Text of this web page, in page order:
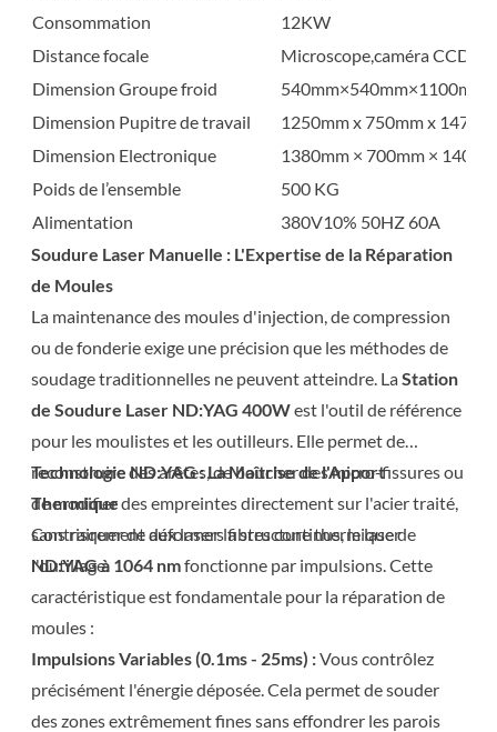
Consommation
12KW
Distance focale
Microscope,caméra CCD,
Dimension Groupe froid
540mm×540mm×1100mm
Dimension Pupitre de travail
1250mm x 750mm x
Dimension Electronique
1380mm × 700mm ×
Poids de l’ensemble
500 KG
Alimentation
380V10% 50HZ 60A
Soudure Laser Manuelle : L'Expertise de la Réparation
de Moules
La maintenance des moules d'injection, de compression
ou de fonderie exige une précision que les méthodes de
soudage traditionnelles ne peuvent atteindre. LaStation
de Soudure Laser ND:YAG 400West l'outil de référence
pour les moulistes et les outilleurs. Elle permet de
reconstruire des arêtes, de boucher des micro-fissures ou
de modifier des empreintes directement sur l'acier traité,
sans risquer de déformer la structure thermique de
l'outillage.
Technologie ND:YAG : La Maîtrise de l'Apport
Thermique
Contrairement aux lasers fibres continus, le laser
ND:YAG à 1064 nmfonctionne par impulsions. Cette
caractéristique est fondamentale pour la réparation de
moules :
Impulsions Variables (0.1ms - 25ms) :Vous contrôlez
précisément l'énergie déposée. Cela permet de souder
des zones extrêmement fines sans effondrer les parois